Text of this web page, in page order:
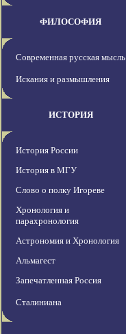
ФИЛОСОФИЯ
Современная русская мысль
Искания и размышления
ИСТОРИЯ
История России
История в МГУ
Слово о полку Игореве
Хронология и
парахронология
Астрономия и Хронология
Альмагест
Запечатленная Россия
Сталиниана